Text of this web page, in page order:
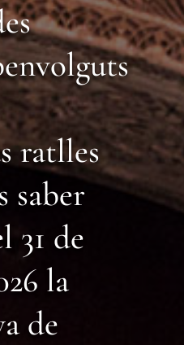
ratlles
saber
31 de
la
de